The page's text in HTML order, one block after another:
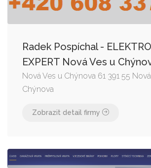
Radek Pospíchal -
EXPERT Nová Ves u
Nová Ves u Chýnova 61 391 55
Chýnova
Zobrazit detail firmy